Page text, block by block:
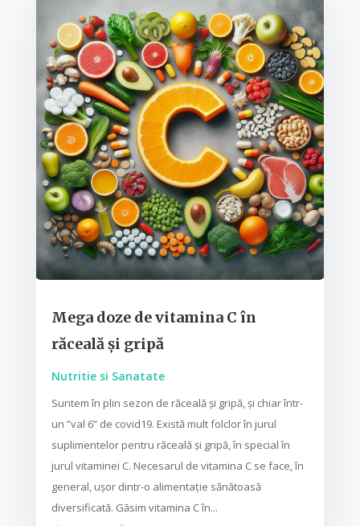
Mega doze de vitamina C în
răceală și gripă
Nutritie si Sanatate
Suntem în plin sezon de răceală și gripă, și chiar într-
un ”val 6” de covid19. Există mult folclor în jurul
suplimentelor pentru răceală și gripă, în special în
jurul vitaminei C. Necesarul de vitamina C se face, în
general, ușor dintr-o alimentație sănătoasă
diversificată. Găsim vitamina C în...